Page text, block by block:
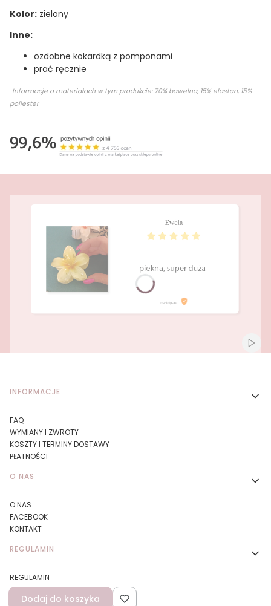
Kolor: zielony
Inne:
ozdobne kokardką z pomponami
prać ręcznie
Informacje o materiałach w tym produkcie: 70% bawełna, 15% elastan, 15%
poliester
Linki w stopce
INFORMACJE
FAQ
WYMIANY I ZWROTY
KOSZTY I TERMINY DOSTAWY
PŁATNOŚCI
O NAS
O NAS
FACEBOOK
KONTAKT
REGULAMIN
REGULAMIN
DBAMY O ŚRODOWISKO
POLITYKA PRYWATNOŚCI
Dodaj do koszyka